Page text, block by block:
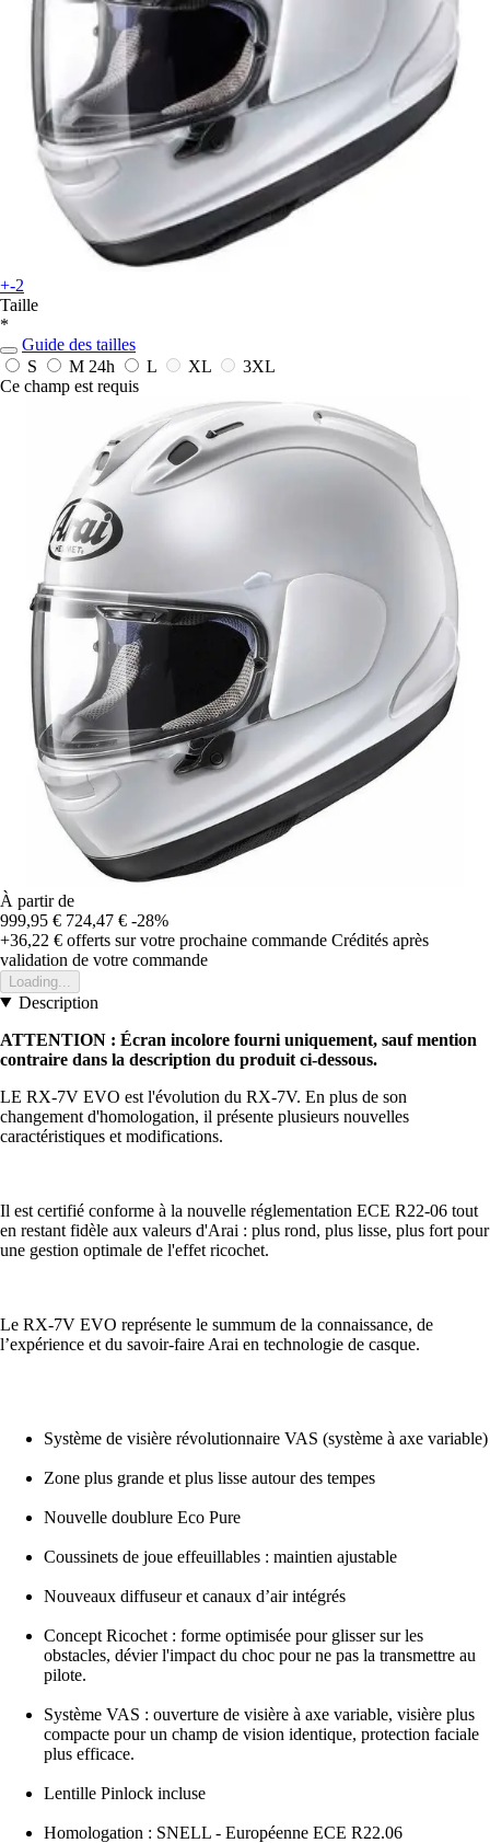
+-2
Taille
*
Guide des tailles
S
M 24h L XL
3XL
Ce champ est requis
À partir de
999,95 € 724,47 € -28%
+36,22 € offerts sur votre prochaine commande Crédités après
validation de votre commande
Loading...
Description
ATTENTION : Écran incolore fourni uniquement, sauf mention
contraire dans la description du produit ci-dessous.
LE RX-7V EVO est l'évolution du RX-7V. En plus de son
changement d'homologation, il présente plusieurs nouvelles
caractéristiques et modifications.
Il est certifié conforme à la nouvelle réglementation ECE R22-06 tout
en restant fidèle aux valeurs d'Arai : plus rond, plus lisse, plus fort pour
une gestion optimale de l'effet ricochet.
Le RX-7V EVO représente le summum de la connaissance, de
l’expérience et du savoir-faire Arai en technologie de casque.
Système de visière révolutionnaire VAS (système à axe variable)
Zone plus grande et plus lisse autour des tempes
Nouvelle doublure Eco Pure
Coussinets de joue effeuillables : maintien ajustable
Nouveaux diffuseur et canaux d’air intégrés
Concept Ricochet : forme optimisée pour glisser sur les
obstacles, dévier l'impact du choc pour ne pas la transmettre au
pilote.
Système VAS : ouverture de visière à axe variable, visière plus
compacte pour un champ de vision identique, protection faciale
plus efficace.
Lentille Pinlock incluse
Homologation : SNELL - Européenne ECE R22.06